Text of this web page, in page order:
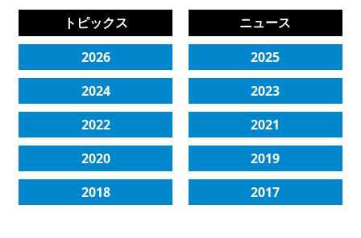
トピックス
ニュース
2026
2025
2024
2023
2022
2021
2020
2019
2018
2017